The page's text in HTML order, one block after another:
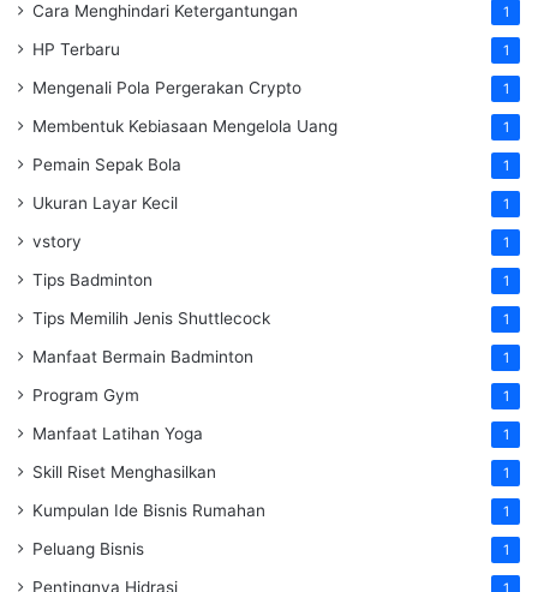
Cara Menghindari Ketergantungan 1
HP Terbaru 1
Mengenali Pola Pergerakan Crypto 1
Membentuk Kebiasaan Mengelola Uang 1
Pemain Sepak Bola 1
Ukuran Layar Kecil 1
vstory 1
Tips Badminton 1
Tips Memilih Jenis Shuttlecock 1
Manfaat Bermain Badminton 1
Program Gym 1
Manfaat Latihan Yoga 1
Skill Riset Menghasilkan 1
Kumpulan Ide Bisnis Rumahan 1
Peluang Bisnis 1
Pentingnya Hidrasi